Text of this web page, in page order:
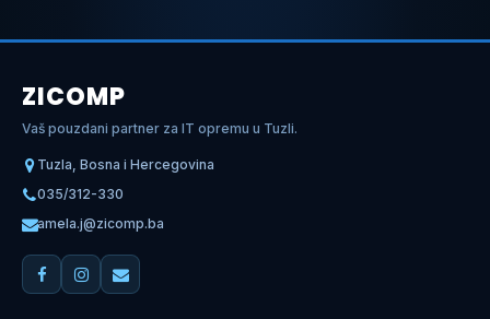
ZICOMP
Vaš pouzdani partner za IT opremu u Tuzli.
Tuzla, Bosna i Hercegovina
035/312-330
amela.j@zicomp.ba